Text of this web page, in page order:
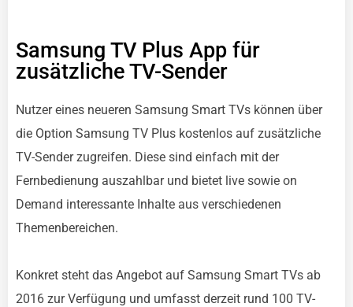
Samsung TV Plus App für
zusätzliche TV-Sender
Nutzer eines neueren Samsung Smart TVs können über
die Option Samsung TV Plus kostenlos auf zusätzliche
TV-Sender zugreifen. Diese sind einfach mit der
Fernbedienung auszahlbar und bietet live sowie on
Demand interessante Inhalte aus verschiedenen
Themenbereichen.
Konkret steht das Angebot auf Samsung Smart TVs ab
2016 zur Verfügung und umfasst derzeit rund 100 TV-